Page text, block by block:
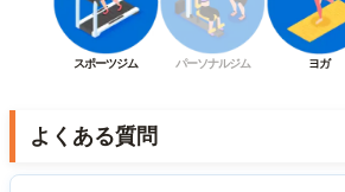
スポーツジム パーソナルジム ヨガ
よくある質問